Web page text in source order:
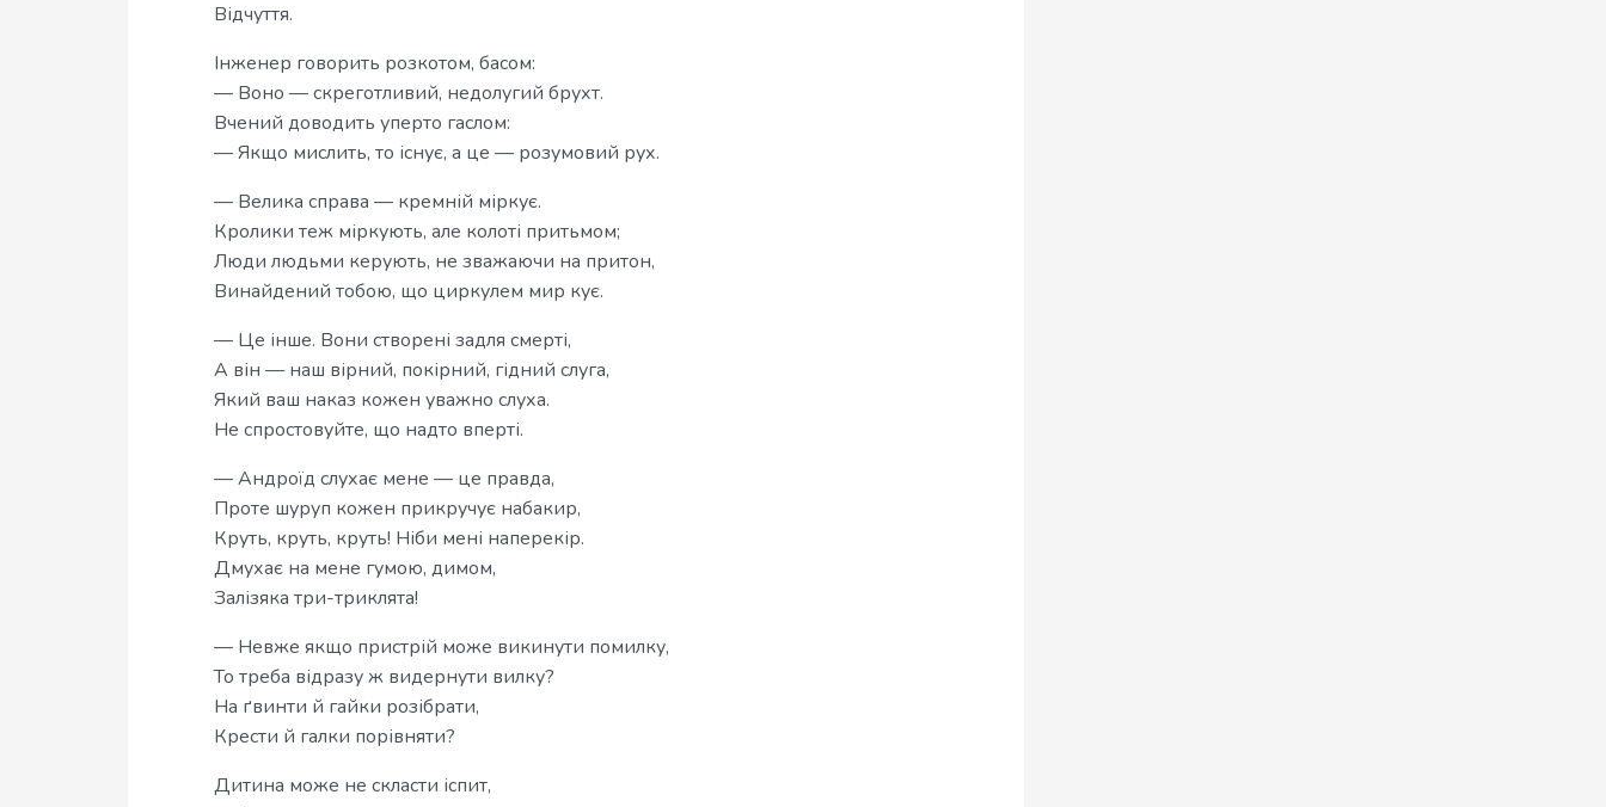
Відчуття.
Інженер говорить розкотом, басом:
— Воно — скреготливий, недолугий брухт.
Вчений доводить уперто гаслом:
— Якщо мислить, то існує, а це — розумовий рух.
— Велика справа — кремній міркує.
Кролики теж міркують, але колоті притьмом;
Люди людьми керують, не зважаючи на притон,
Винайдений тобою, що циркулем мир кує.
— Це інше. Вони створені задля смерті,
А він — наш вірний, покірний, гідний слуга,
Який ваш наказ кожен уважно слуха.
Не спростовуйте, що надто вперті.
— Андроїд слухає мене — це правда,
Проте шуруп кожен прикручує набакир,
Круть, круть, круть! Ніби мені наперекір.
Дмухає на мене гумою, димом,
Залізяка три-триклята!
— Невже якщо пристрій може викинути помилку,
То треба відразу ж видернути вилку?
На ґвинти й гайки розібрати,
Крести й галки порівняти?
Дитина може не скласти іспит,